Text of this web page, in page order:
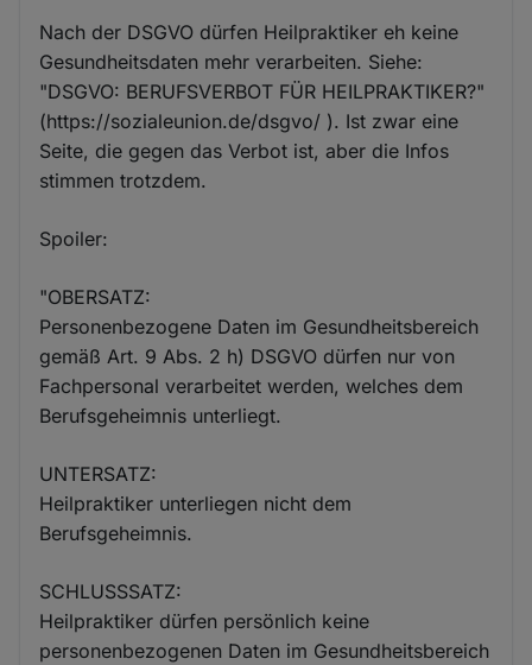
Nach der DSGVO dürfen Heilpraktiker eh keine
Gesundheitsdaten mehr verarbeiten. Siehe:
"DSGVO: BERUFSVERBOT FÜR HEILPRAKTIKER?"
(https://sozialeunion.de/dsgvo/ ). Ist zwar eine
Seite, die gegen das Verbot ist, aber die Infos
stimmen trotzdem.
Spoiler:
"OBERSATZ:
Personenbezogene Daten im Gesundheitsbereich
gemäß Art. 9 Abs. 2 h) DSGVO dürfen nur von
Fachpersonal verarbeitet werden, welches dem
Berufsgeheimnis unterliegt.
UNTERSATZ:
Heilpraktiker unterliegen nicht dem
Berufsgeheimnis.
SCHLUSSSATZ:
Heilpraktiker dürfen persönlich keine
personenbezogenen Daten im Gesundheitsbereich